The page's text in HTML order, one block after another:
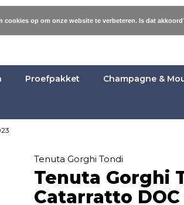
Proefpakket Champagne &
Tenuta Gorghi Tondi
Tenuta Gorghi
Catarratto
cookies op om onze website te verbeteren. Is dat